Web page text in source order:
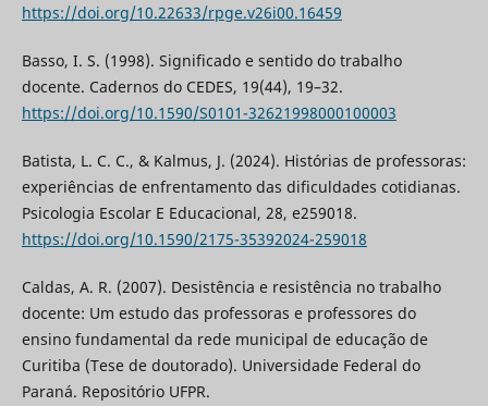
https://doi.org/10.22633/rpge.v26i00.16459
Basso, I. S. (1998). Significado e sentido do trabalho
docente. Cadernos do CEDES, 19(44), 19–32.
https://doi.org/10.1590/S0101-32621998000100003
Batista, L. C. C., & Kalmus, J. (2024). Histórias de professoras:
experiências de enfrentamento das dificuldades cotidianas.
Psicologia Escolar E Educacional, 28, e259018.
https://doi.org/10.1590/2175-35392024-259018
Caldas, A. R. (2007). Desistência e resistência no trabalho
docente: Um estudo das professoras e professores do
ensino fundamental da rede municipal de educação de
Curitiba (Tese de doutorado). Universidade Federal do
Paraná. Repositório UFPR.